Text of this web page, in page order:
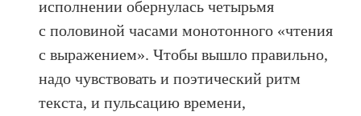
исполнении обернулась четырьмя
с половиной часами монотонного «чтения
с выражением». Чтобы вышло правильно,
надо чувствовать и поэтический ритм
текста, и пульсацию времени,